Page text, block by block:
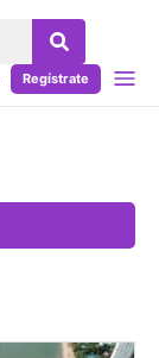
Regístrate